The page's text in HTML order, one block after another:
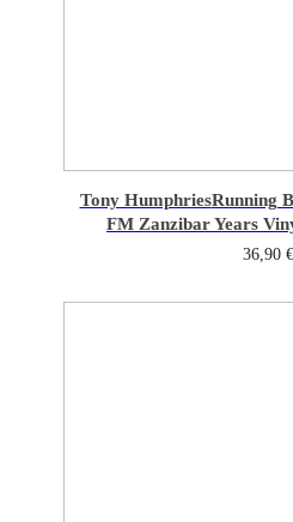
Tony HumphriesRunning
FM Zanzibar Years
36,90 €